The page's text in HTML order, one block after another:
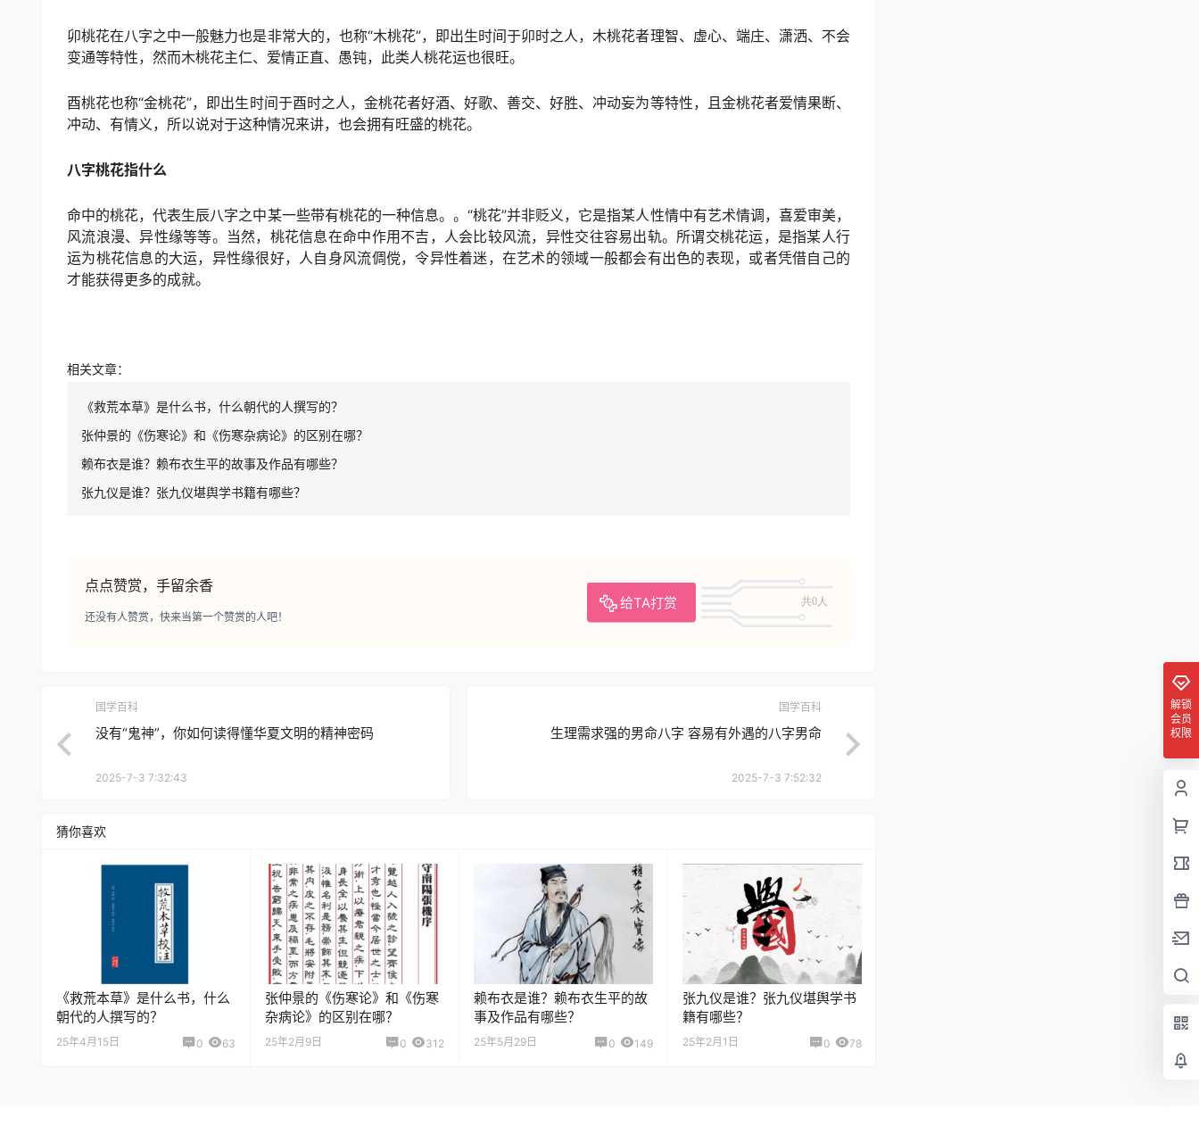
卯桃花在八字之中一般魅力也是非常大的，也称“木桃花”，即出生时间于卯时之人，木桃花者理智、虚心、端庄、潇洒、不会
变通等特性，然而木桃花主仁、爱情正直、愚钝，此类人桃花运也很旺。
酉桃花也称“金桃花”，即出生时间于酉时之人，金桃花者好酒、好歌、善交、好胜、冲动妄为等特性，且金桃花者爱情果断、
冲动、有情义，所以说对于这种情况来讲，也会拥有旺盛的桃花。
八字桃花指什么
命中的桃花，代表生辰八字之中某一些带有桃花的一种信息。。“桃花”并非贬义，它是指某人性情中有艺术情调，喜爱审美，
风流浪漫、异性缘等等。当然，桃花信息在命中作用不吉，人会比较风流，异性交往容易出轨。所谓交桃花运，是指某人行
运为桃花信息的大运，异性缘很好，人自身风流倜傥，令异性着迷，在艺术的领域一般都会有出色的表现，或者凭借自己的
才能获得更多的成就。
相关文章：
《救荒本草》是什么书，什么朝代的人撰写的？
张仲景的《伤寒论》和《伤寒杂病论》的区别在哪？
赖布衣是谁？赖布衣生平的故事及作品有哪些？
张九仪是谁？张九仪堪舆学书籍有哪些？
点点赞赏，手留余香
给TA打赏 共0人
还没有人赞赏，快来当第一个赞赏的人吧！
国学百科
没有“鬼神”，你如何读得懂华夏文明的精神密码
2025-7-3 7:32:43
国学百科
生理需求强的男命八字 容易有外遇的八字男命
2025-7-3 7:52:32
猜你喜欢
《救荒本草》是什么书，什么
朝代的人撰写的？
25年4月15日 0 63
张仲景的《伤寒论》和《伤寒
杂病论》的区别在哪？
25年2月9日 0 312
赖布衣是谁？赖布衣生平的故
事及作品有哪些？
25年5月29日 0 149
张九仪是谁？张九仪堪舆学书
籍有哪些？
25年2月1日 0 78
解锁
会员
权限